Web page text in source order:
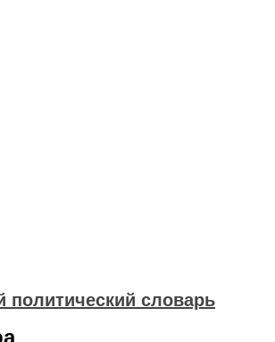
политический словарь